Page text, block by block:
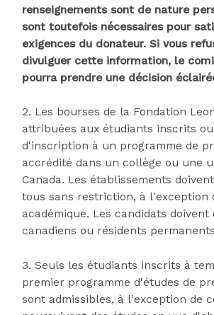
renseignements sont de nature
sont toutefois nécessaires pour
exigences du donateur. Si vous
divulguer cette information, le
pourra prendre une décision
2. Les bourses de la Fondation
attribuées aux étudiants inscrits
d'inscription à un programme de
accrédité dans un collège ou une
Canada. Les établissements
tous sans restriction, à l'exception
académique. Les candidats
canadiens ou résidents permanents
3. Seuls les étudiants inscrits à
premier programme d'études de
sont admissibles, à l'exception de